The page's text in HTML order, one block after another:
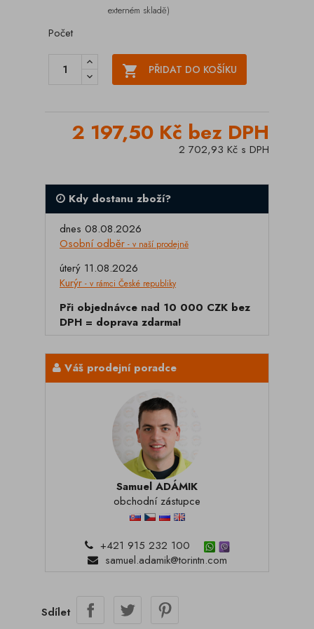
externém skladě)
Počet
 PŘIDAT DO KOŠÍKU
2 197,50 Kč bez DPH
2 702,93 Kč s DPH
Kdy dostanu zboží?
dnes 08.08.2026
Osobní odběr - v naší prodejně
úterý 11.08.2026
Kurýr - v rámci České republiky
Při objednávce nad 10 000 CZK bez
DPH = doprava zdarma!
Váš prodejní poradce
Samuel ADÁMIK
obchodní zástupce
+421 915 232 100
samuel.adamik@torintn.com
Sdílet